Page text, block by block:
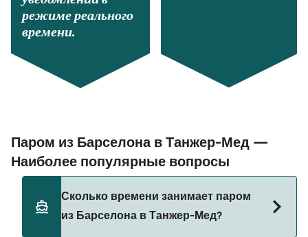
режиме реального
времени.
Паром из Барселона в Танжер-Мед —
Наиболее популярные вопросы
Сколько времени занимает паром
из Барселона в Танжер-Мед?